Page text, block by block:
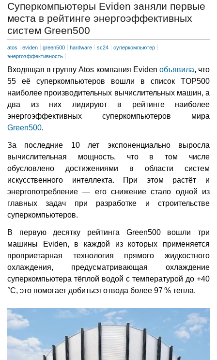
Суперкомпьютеры Eviden заняли первые
места в рейтинге энергоэффективных
систем Green500
atos eviden green500 hardware sc24
суперкомпьютер
энергоэффективность
Входящая в группу Atos компания Eviden объявила, что
55 её суперкомпьютеров вошли в список TOP500
наиболее производительных вычислительных машин, а
два из них лидируют в рейтинге наиболее
энергоэффективных суперкомпьютеров мира
Green500.
За последние 10 лет экспоненциально выросла
вычислительная мощность, что в том числе
обусловлено достижениями в области систем
искусственного интеллекта. При этом растёт и
энергопотребление — его снижение стало одной из
главных задач при разработке и строительстве
суперкомпьютеров.
В первую десятку рейтинга Green500 вошли три
машины Eviden, в каждой из которых применяется
проприетарная технология прямого жидкостного
охлаждения, предусматривающая охлаждение
суперкомпьютера тёплой водой с температурой до +40
°C, это помогает добиться отвода более 97 % тепла.